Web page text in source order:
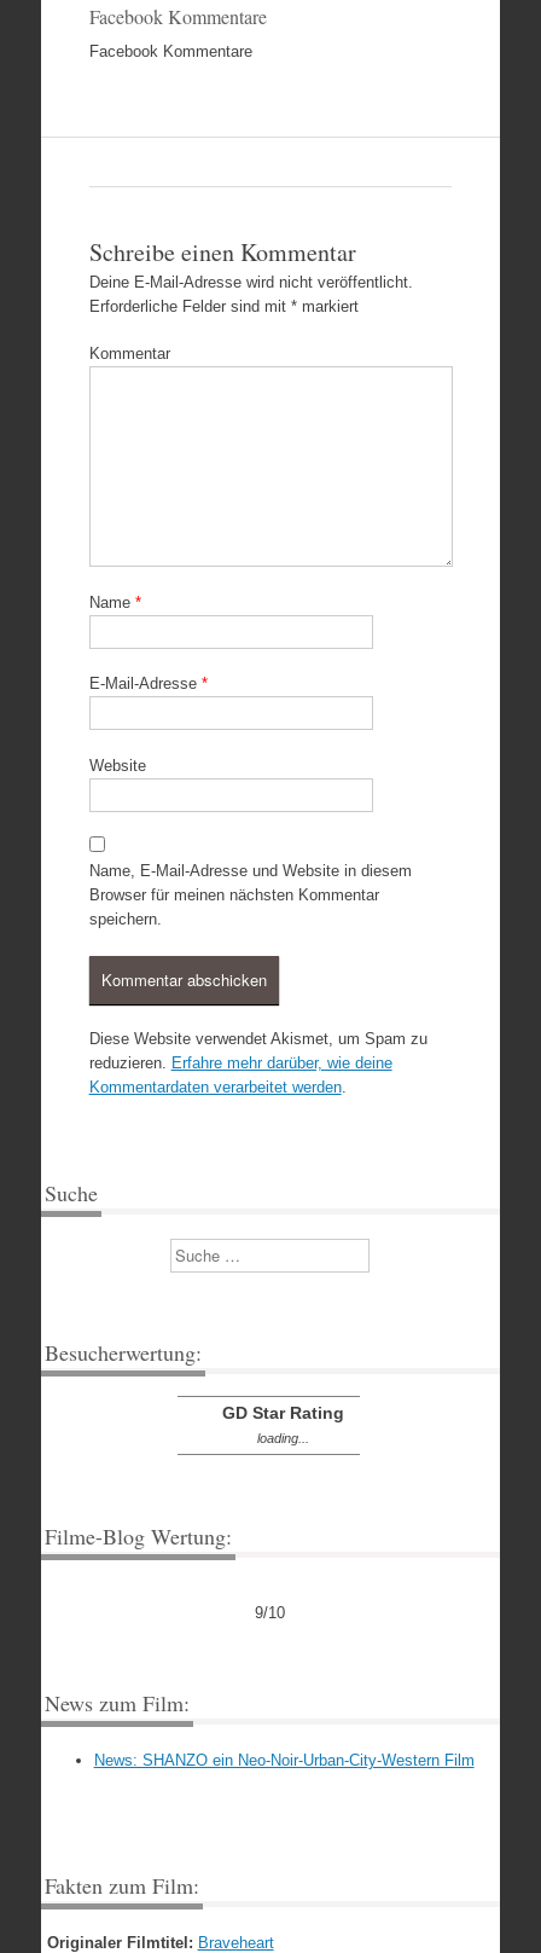
Facebook Kommentare
Facebook Kommentare
Schreibe einen Kommentar
Deine E-Mail-Adresse wird nicht veröffentlicht.
Erforderliche Felder sind mit *markiert
Kommentar
Name *
E-Mail-Adresse *
Website
Name, E-Mail-Adresse und Website in diesem
Browser für meinen nächsten Kommentar
speichern.
Diese Website verwendet Akismet, um Spam zu
reduzieren. Erfahre mehr darüber, wie deine
Kommentardaten verarbeitet werden.
Suche
Suchen
Besucherwertung:
GD Star Rating
loading...
Filme-Blog Wertung:
9/10
News zum Film:
News: SHANZO ein Neo-Noir-Urban-City-Western Film
Fakten zum Film:
Originaler Filmtitel: Braveheart